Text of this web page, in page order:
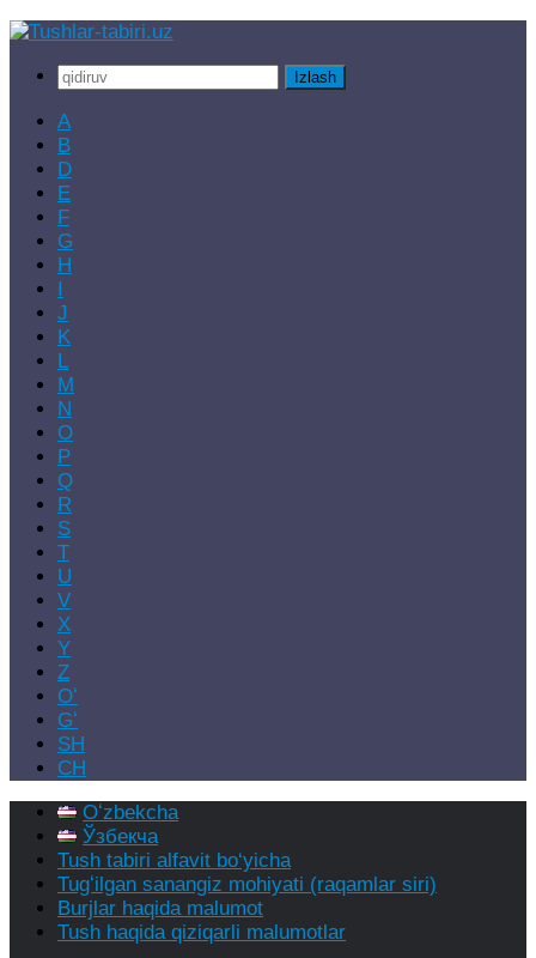
Skip
contentQidirshish:
A
B
D
E
F
G
H
I
J
K
L
M
N
O
P
Q
R
S
T
U
V
X
Y
Z
Oʻ
Gʻ
SH
CH
Oʻzbekcha
Ўзбекча
Tush tabiri alfavit bo‘yicha
Tugʻilgan sanangiz mohiyati (raqamlar siri)
Burjlar haqida malumot
Tush haqida qiziqarli malumotlar